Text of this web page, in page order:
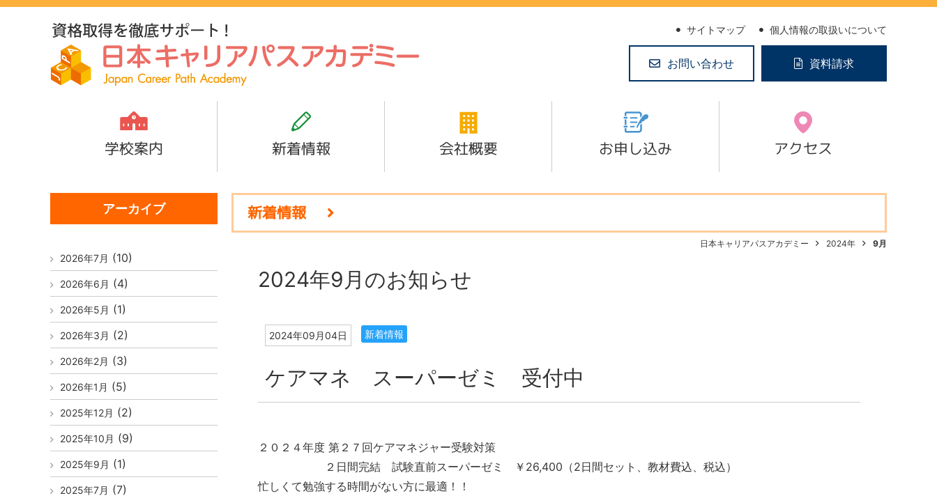
サイトマップ 個人情報の取扱いについて
お問い合わせ 資料請求
学校案内 新着情報 会社概要 お申し込み アクセス
新着情報
日本キャリアパスアカデミー 2024年 9月
2024年9月のお知らせ
2024年09月04日 新着情報
ケアマネ スーパーゼミ 受付中
２０２４年度 第２７回ケアマネジャー受験対策
２日間完結 試験直前スーパーゼミ ￥26,400（2日間セット、教材費込、税込）
忙しくて勉強する時間がない方に最適！！
アーカイブ
2026年7月 (10)
2026年6月 (4)
2026年5月 (1)
2026年3月 (2)
2026年2月 (3)
2026年1月 (5)
2025年12月 (2)
2025年10月 (9)
2025年9月 (1)
2025年7月 (7)